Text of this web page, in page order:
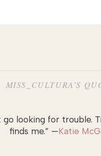
MISS_CULTURA’S
go looking for trouble.
finds me.” —Katie